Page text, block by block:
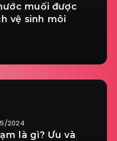
muối được
vệ sinh môi
2024
là gì? Ưu và